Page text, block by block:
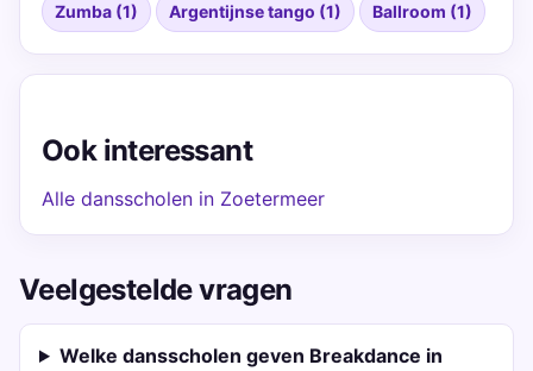
Zumba (1) Argentijnse tango (1) Ballroom (1)
Ook interessant
Alle dansscholen in Zoetermeer
Veelgestelde vragen
Welke dansscholen geven Breakdance in